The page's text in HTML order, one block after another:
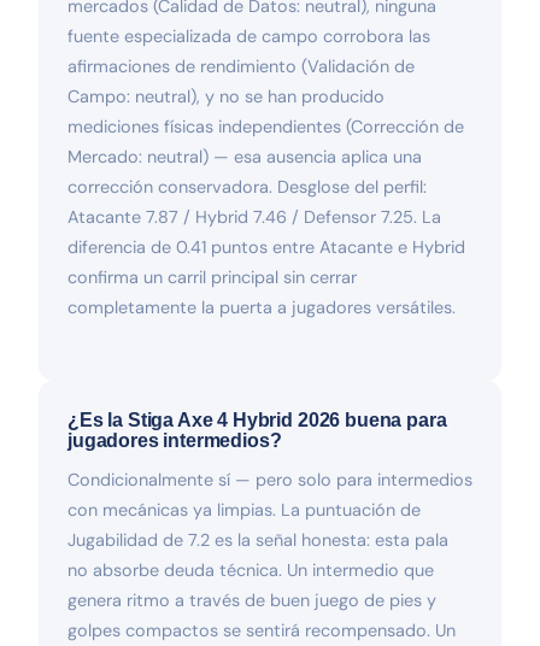
mercados (Calidad de Datos: neutral), ninguna
fuente especializada de campo corrobora las
afirmaciones de rendimiento (Validación de
Campo: neutral), y no se han producido
mediciones físicas independientes (Corrección de
Mercado: neutral) — esa ausencia aplica una
corrección conservadora. Desglose del perfil:
Atacante 7.87 / Hybrid 7.46 / Defensor 7.25. La
diferencia de 0.41 puntos entre Atacante e Hybrid
confirma un carril principal sin cerrar
completamente la puerta a jugadores versátiles.
¿Es la Stiga Axe 4 Hybrid 2026 buena para
jugadores intermedios?
Condicionalmente sí — pero solo para intermedios
con mecánicas ya limpias. La puntuación de
Jugabilidad de 7.2 es la señal honesta: esta pala
no absorbe deuda técnica. Un intermedio que
genera ritmo a través de buen juego de pies y
golpes compactos se sentirá recompensado. Un